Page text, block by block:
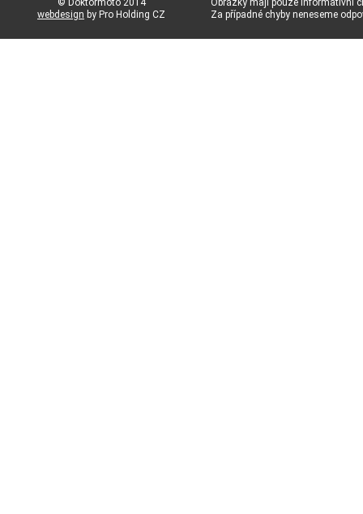
© Doktormoto 2014
webdesign by Pro Holding CZ
Obrázky mají pouze informativní
Za případné chyby neneseme